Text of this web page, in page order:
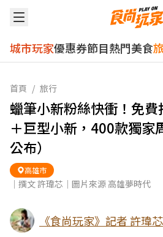
城市玩家優惠券節目熱門美食
首頁 / 旅行
蠟筆小新粉絲快衝！免
＋巨型小新，400款獨家
公布）
高雄市
｜撰文 許瑋芯｜圖片來源 高雄夢時代
《食尚玩家》記者 許瑋芯